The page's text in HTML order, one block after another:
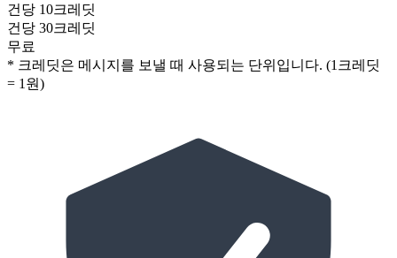
건당 10크레딧
건당 30크레딧
무료
* 크레딧은 메시지를 보낼 때 사용되는 단위입니다. (1크레딧
= 1원)